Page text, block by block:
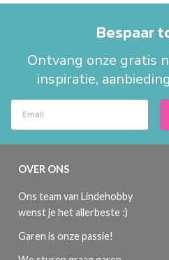
Bespaar
Ontvang onze gratis
inspiratie,
OVER ONS
Ons team van Lindehobby
wenst je het allerbeste :)
Garen is onze passie!